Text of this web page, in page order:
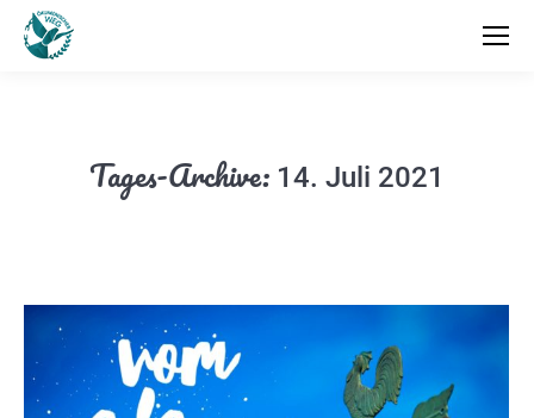
Tages-Archive: 14. Juli 2021